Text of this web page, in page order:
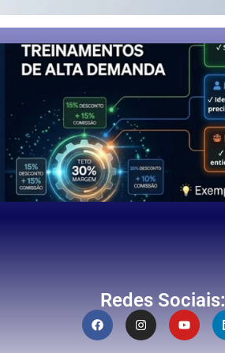
Redes Sociais: